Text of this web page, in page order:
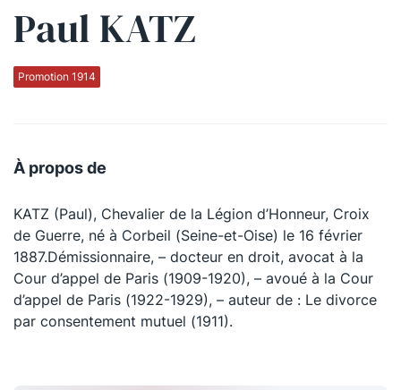
Paul KATZ
Promotion 1914
À propos de
KATZ (Paul), Chevalier de la Légion d’Honneur, Croix
de Guerre, né à Corbeil (Seine-et-Oise) le 16 février
1887.Démissionnaire, – docteur en droit, avocat à la
Cour d’appel de Paris (1909-1920), – avoué à la Cour
d’appel de Paris (1922-1929), – auteur de : Le divorce
par consentement mutuel (1911).
Qui sommes-nous ?
La Conférence
La Conférence
Le Concours de la Conférence
La Conférence Berryer
La Petite Conférence